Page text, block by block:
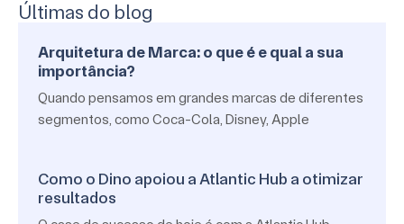
Últimas do blog
Arquitetura de Marca: o que é e qual a sua
importância?
Quando pensamos em grandes marcas de diferentes
segmentos, como Coca-Cola, Disney, Apple
Como o Dino apoiou a Atlantic Hub a otimizar
resultados